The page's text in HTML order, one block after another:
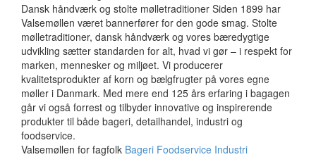
Dansk håndværk og stolte mølletraditioner Siden 1899 har
Valsemøllen været bannerfører for den gode smag. Stolte
mølletraditioner, dansk håndværk og vores bæredygtige
udvikling sætter standarden for alt, hvad vi gør – i respekt for
marken, mennesker og miljøet. Vi producerer
kvalitetsprodukter af korn og bælgfrugter på vores egne
møller i Danmark. Med mere end 125 års erfaring i bagagen
går vi også forrest og tilbyder innovative og inspirerende
produkter til både bageri, detailhandel, industri og
foodservice.
Valsemøllen for fagfolk Bageri Foodservice Industri